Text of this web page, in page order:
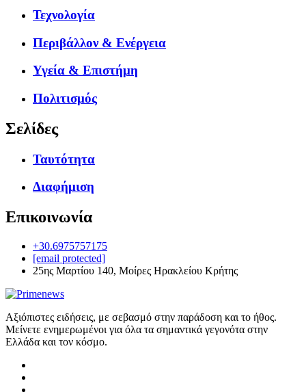
Τεχνολογία
Περιβάλλον & Ενέργεια
Υγεία & Επιστήμη
Πολιτισμός
Σελίδες
Ταυτότητα
Διαφήμιση
Επικοινωνία
+30.6975757175
[email protected]
25ης Μαρτίου 140, Μοίρες Ηρακλείου Κρήτης
Αξιόπιστες ειδήσεις, με σεβασμό στην παράδοση και το ήθος.
Μείνετε ενημερωμένοι για όλα τα σημαντικά γεγονότα στην
Ελλάδα και τον κόσμο.